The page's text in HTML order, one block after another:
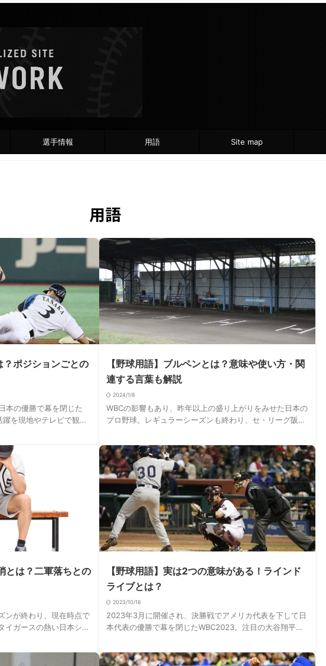
選手情報 用語 Site map
用語
？ポジションごとの
本の優勝で幕を閉じた
を現地やテレビで観戦
ンプイ …
【野球用語】ブルペンとは？意味や使い方・関
連する言葉も解説
2024/1/8
WBCの影響もあり、昨年以上の盛り上がりをみせた日本の
プロ野球。レギュラーシーズンも終わり、セ・リーグ阪神
グ優勝を果たし、日本シリーズを戦った末に阪 …
とは？二軍落ちとの
ンが終わり、現在時点で
イガースの熱い日本シリ
持ったとい …
【野球用語】実は2つの意味がある！ラインド
ライブとは？
2023/10/16
2023年3月に開催され、決勝戦でアメリカ代表を下して日
本代表の優勝で幕を閉じたWBC2023。注目の大谷翔平選
やテレビの前でみていたという方も多い …